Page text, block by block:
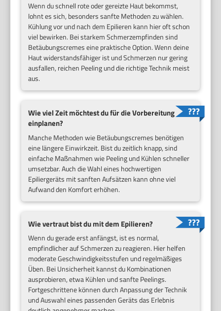
Wenn du schnell rote oder gereizte Haut bekommst,
lohnt es sich, besonders sanfte Methoden zu wählen.
Kühlung vor und nach dem Epilieren kann hier oft schon
viel bewirken. Bei starkem Schmerzempfinden sind
Betäubungscremes eine praktische Option. Wenn deine
Haut widerstandsfähiger ist und Schmerzen nur gering
ausfallen, reichen Peeling und die richtige Technik meist
aus.
Wie viel Zeit möchtest du für die Vorbereitung
einplanen?
Manche Methoden wie Betäubungscremes benötigen
eine längere Einwirkzeit. Bist du zeitlich knapp, sind
einfache Maßnahmen wie Peeling und Kühlen schneller
umsetzbar. Auch die Wahl eines hochwertigen
Epiliergeräts mit sanften Aufsätzen kann ohne viel
Aufwand den Komfort erhöhen.
Wie vertraut bist du mit dem Epilieren?
Wenn du gerade erst anfängst, ist es normal,
empfindlicher auf Schmerzen zu reagieren. Hier helfen
moderate Geschwindigkeitsstufen und regelmäßiges
Üben. Bei Unsicherheit kannst du Kombinationen
ausprobieren, etwa Kühlen und sanfte Peelings.
Fortgeschrittene können durch Anpassung der Technik
und Auswahl eines passenden Geräts das Erlebnis